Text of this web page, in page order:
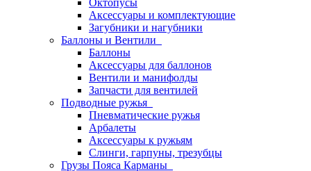
Октопусы
Аксессуары и комплектующие
Загубники и нагубники
Баллоны и Вентили
Баллоны
Аксессуары для баллонов
Вентили и манифолды
Запчасти для вентилей
Подводные ружья
Пневматические ружья
Арбалеты
Аксессуары к ружьям
Слинги, гарпуны, трезубцы
Грузы Пояса Карманы